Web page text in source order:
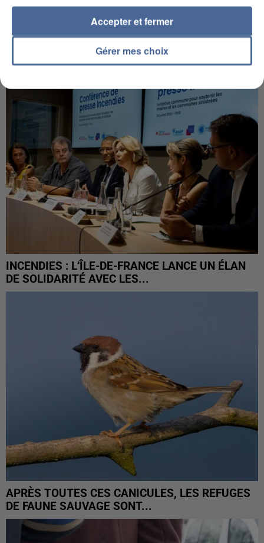
IL TUE SON FILS ET ENVOIE DES PHOTOS À SON
EX-COMPAGNE À NICE
INCENDIES : L’ÎLE-DE-FRANCE LANCE UN ÉLAN
DE SOLIDARITÉ AVEC LES...
APRÈS TOUTES CES CANICULES, LES REFUGES
DE FAUNE SAUVAGE SONT...
Gérer mes choix
Accepter et fermer